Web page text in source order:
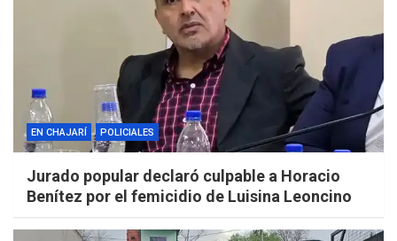
EN CHAJARÍ POLICIALES
Jurado popular declaró culpable a Horacio
Benítez por el femicidio de Luisina Leoncino